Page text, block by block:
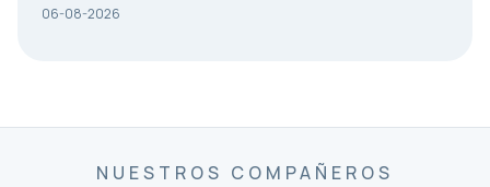
06-08-2026
NUESTROS COMPAÑEROS